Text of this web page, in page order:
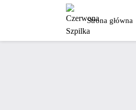
Strona główna